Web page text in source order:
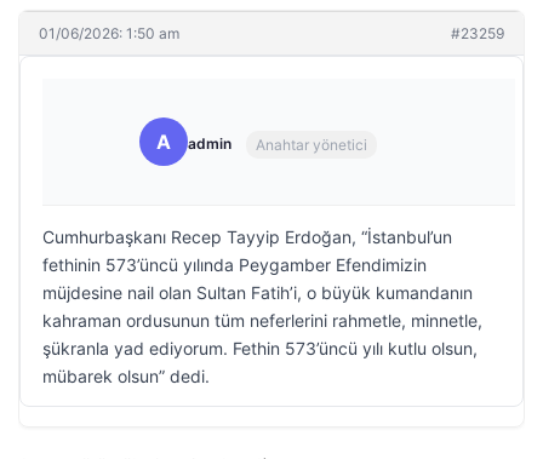
01/06/2026: 1:50 am #23259
A admin Anahtar yönetici
Cumhurbaşkanı Recep Tayyip Erdoğan, “İstanbul’un
fethinin 573’üncü yılında Peygamber Efendimizin
müjdesine nail olan Sultan Fatih’i, o büyük kumandanın
kahraman ordusunun tüm neferlerini rahmetle, minnetle,
şükranla yad ediyorum. Fethin 573’üncü yılı kutlu olsun,
mübarek olsun” dedi.